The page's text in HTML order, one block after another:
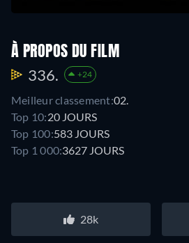
À PROPOS DU FILM
336. +24
Meilleur classement:02.
Top 10:20 JOURS
Top 100:583 JOURS
Top 1 000:3627 JOURS
28k